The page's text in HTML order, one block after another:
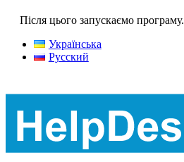
Після цього запускаємо програму.
Українська
Русский